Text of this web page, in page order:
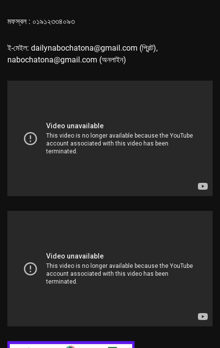
মফস্বল : ০১৯১২৩৩৪০৯৩
ই-মেইল: dailynabochatona@gmail.com (প্রিন্ট),
nabochatona@gmail.com (অনলাইন)